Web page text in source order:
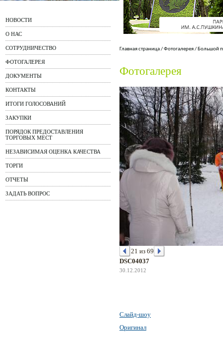
НОВОСТИ
О НАС
СОТРУДНИЧЕСТВО
ФОТОГАЛЕРЕЯ
ДОКУМЕНТЫ
КОНТАКТЫ
ИТОГИ ГОЛОСОВАНИЙ
ЗАКУПКИ
ПОРЯДОК ПРЕДОСТАВЛЕНИЯ
ТОРГОВЫХ МЕСТ
НЕЗАВИСИМАЯ ОЦЕНКА КАЧЕСТВА
ТОРГИ
ОТЧЕТЫ
ЗАДАТЬ ВОПРОС
Главная страница/Фотогалерея/ Большой
Фотогалерея
21 из 69
DSC04037
30.12.2012
Слайд-шоу
Оригинал